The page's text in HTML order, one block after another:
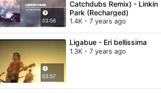
03:56
Catchdubs Remix) - Linkin
Park (Recharged)
1.4K - 7 years ago
03:57
Ligabue - Eri bellissima
1.3K - 7 years ago